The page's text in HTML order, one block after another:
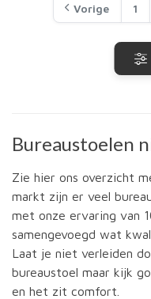
Vorige 1
Bureaustoelen
Zie hier ons overzicht
markt zijn er veel
met onze ervaring van
samengevoegd wat
Laat je niet verleiden
bureaustoel maar kijk
en het zit comfort.